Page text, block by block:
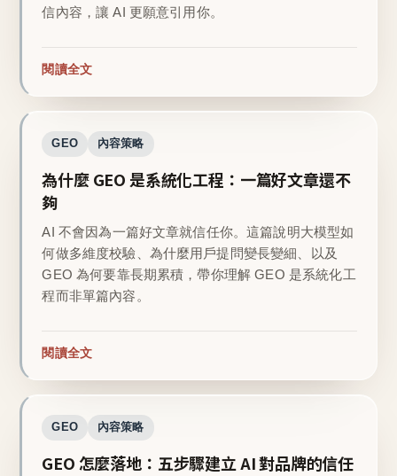
信內容，讓 AI 更願意引用你。
閱讀全文
GEO 內容策略
為什麼 GEO 是系統化工程：一篇好文章還不
夠
AI 不會因為一篇好文章就信任你。這篇說明大模型如
何做多維度校驗、為什麼用戶提問變長變細、以及
GEO 為何要靠長期累積，帶你理解 GEO 是系統化工
程而非單篇內容。
閱讀全文
GEO 內容策略
GEO 怎麼落地：五步驟建立 AI 對品牌的信任